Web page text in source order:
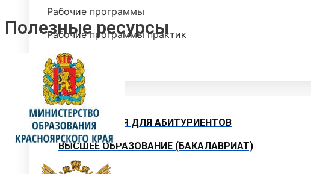
Рабочие программы
Рабочие программы практик
Объявления
Абитуриенту
ИНФОРМАЦИЯ ДЛЯ АБИТУРИЕНТОВ
ВЫСШЕЕ ОБРАЗОВАНИЕ (БАКАЛАВРИАТ)
Полезные ресурсы